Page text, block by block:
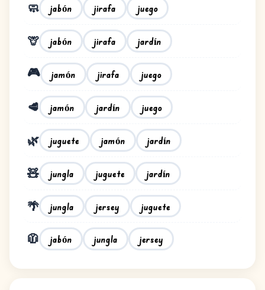
🧼 jabón jirafa juego
🦒 jabón jirafa jardín
🎮 jamón jirafa juego
🥩 jamón jardín juego
🌿 juguete jamón jardín
🧸 jungla juguete jardín
🌴 jungla jersey juguete
🧥 jabón jungla jersey